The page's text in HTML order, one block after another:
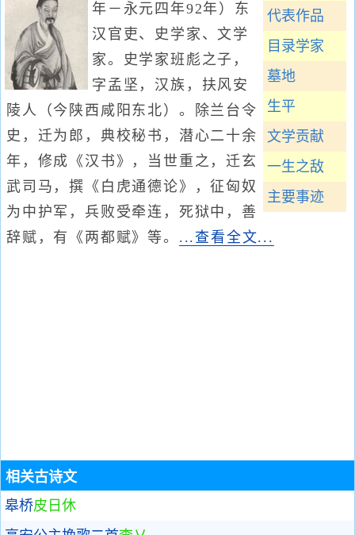
代表作品
目录学家
墓地
生平
文学贡献
一生之敌
主要事迹
年－永元四年92年）东
汉官吏、史学家、文学
家。史学家班彪之子，
字孟坚，汉族，扶风安
陵人（今陕西咸阳东北）。除兰台令
史，迁为郎，典校秘书，潜心二十余
年，修成《汉书》，当世重之，迁玄
武司马，撰《白虎通德论》，征匈奴
为中护军，兵败受牵连，死狱中，善
辞赋，有《两都赋》等。 ...查看全文...
相关古诗文
皋桥皮日休